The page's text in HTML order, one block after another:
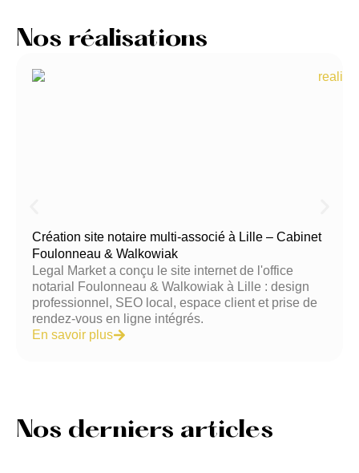
Nos réalisations
Création site notaire multi-associé à Lille – Cabinet
Foulonneau & Walkowiak
Legal Market a conçu le site internet de l'office
notarial Foulonneau & Walkowiak à Lille : design
professionnel, SEO local, espace client et prise de
rendez-vous en ligne intégrés.
En savoir plus
Nos derniers articles